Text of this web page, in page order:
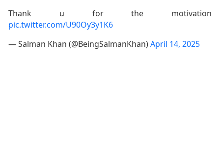
Thank u for the motivation
pic.twitter.com/U90Oy3y1K6
— Salman Khan (@BeingSalmanKhan)April 14, 2025